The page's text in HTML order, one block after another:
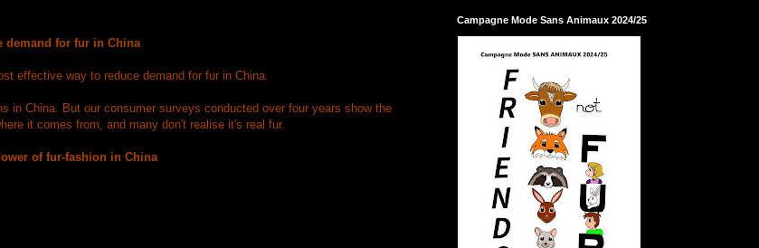
demand for fur in China
effective way to reduce demand for fur in China.
in China. But our consumer surveys conducted over four years show the
it comes from, and many don't realise it's real fur.
of fur-fashion in China
Campagne Mode Sans Animaux 2024/25